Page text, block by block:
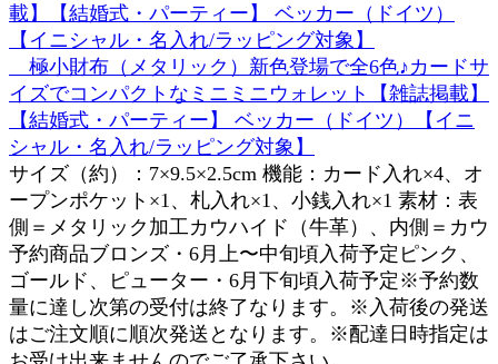
極小財布（メタリック）新色登場で全6色♪カードサ
イズでコンパクトなミニミニウォレット【雑誌掲載】
【結婚式・パーティー】 ベッカー（ドイツ）【イニ
シャル・名入れ/ラッピング対象】
サイズ（約）：7×9.5×2.5cm 機能：カード入れ×4、オ
ープンポケット×1、札入れ×1、小銭入れ×1 素材：表
側＝メタリック加工カウハイド（牛革）、内側＝カウ
予約商品ブロンズ・6月上〜中旬頃入荷予定ピンク、
ゴールド、ピューター・6月下旬頃入荷予定※予約数
量に達し次第の受付は終了なります。※入荷後の発送
はご注文順に順次発送となります。※配達日時指定は